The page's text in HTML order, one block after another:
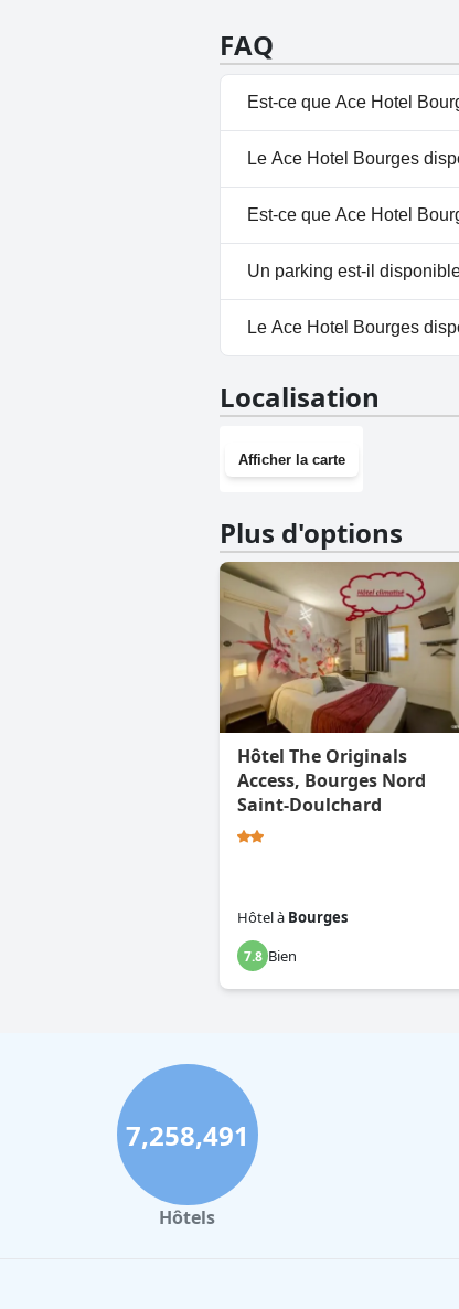
suggéré qu'un lit
une excellente option
FAQ
Est-ce que Ace Hotel
Non, Ace Hotel Bourges
Le Ace Hotel Bourges
Non, il n'y a pas de spa à
Est-ce que Ace Hotel
Non, Ace Hotel Bourges
Un parking est-il
Oui, un parking est
Le Ace Hotel Bourges
Localisation
Afficher la carte
Plus d'options
Hôtel The Originals
Access, Bourges Nord
Saint-Doulchard
Hôtelà Bourges
7.8 Bien
7,258,491
Hôtels